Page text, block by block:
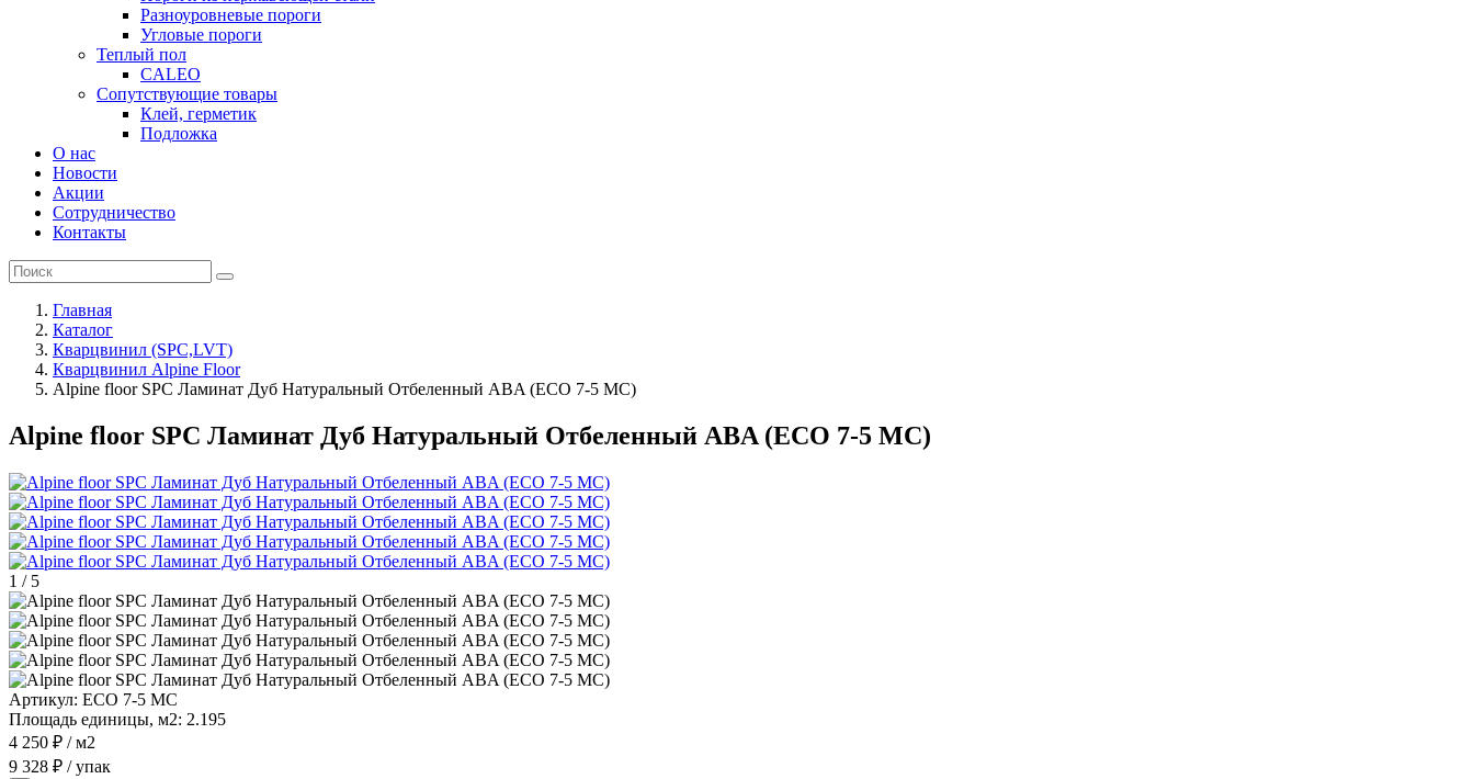
Разноуровневые пороги
Угловые пороги
Теплый пол
CALEO
Сопутствующие товары
Клей, герметик
Подложка
О нас
Новости
Акции
Сотрудничество
Контакты
Главная
Каталог
Кварцвинил (SPC,LVT)
Кварцвинил Alpine Floor
Alpine floor SPC Ламинат Дуб Натуральный Отбеленный ABA (ECO 7-5 MC)
Alpine floor SPC Ламинат Дуб Натуральный Отбеленный ABA (ECO 7-5 MC)
1 / 5
Артикул: ECO 7-5 MC
Площадь единицы, м2: 2.195
4 250 ₽ / м2
9 328 ₽ / упак